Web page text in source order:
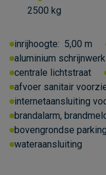
2500 kg
inrijhoogte: 5,00 m
aluminium schrijnwerk
centrale lichtstraat
afvoer sanitair
internetaansluiting
brandalarm,
bovengrondse
wateraansluiting